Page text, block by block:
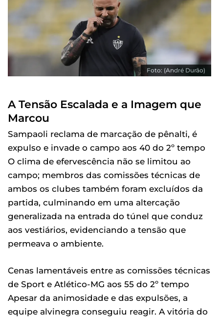
Foto: (André Durão)
A Tensão Escalada e a Imagem que
Marcou
Sampaoli reclama de marcação de pênalti, é
expulso e invade o campo aos 40 do 2º tempo
O clima de efervescência não se limitou ao
campo; membros das comissões técnicas de
ambos os clubes também foram excluídos da
partida, culminando em uma altercação
generalizada na entrada do túnel que conduz
aos vestiários, evidenciando a tensão que
permeava o ambiente.
Cenas lamentáveis entre as comissões técnicas
de Sport e Atlético-MG aos 55 do 2º tempo
Apesar da animosidade e das expulsões, a
equipe alvinegra conseguiu reagir. A vitória do